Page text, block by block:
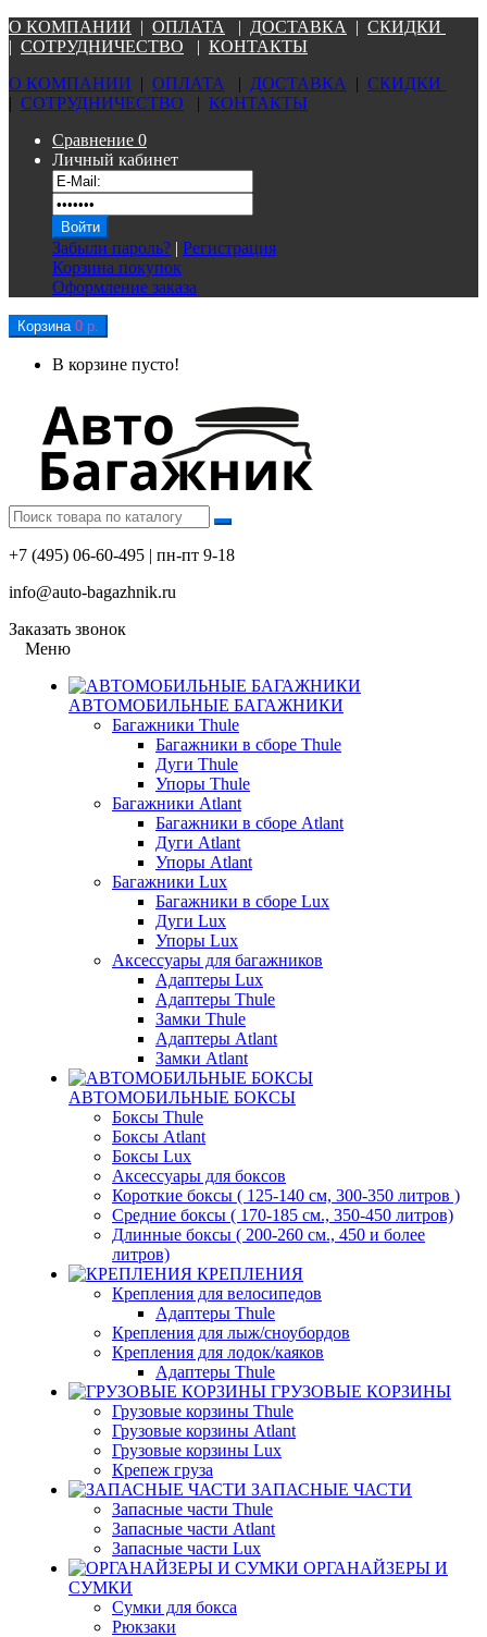
О КОМПАНИИ | ОПЛАТА | ДОСТАВКА | СКИДКИ
| СОТРУДНИЧЕСТВО | КОНТАКТЫ
О КОМПАНИИ | ОПЛАТА | ДОСТАВКА | СКИДКИ
| СОТРУДНИЧЕСТВО | КОНТАКТЫ
Сравнение 0
Личный кабинет
Забыли пароль? | Регистрация
Корзина покупок
Оформление заказа
Корзина 0 р.
В корзине пусто!
+7 (495) 06-60-495 | пн-пт 9-18
info@auto-bagazhnik.ru
Заказать звонок
Меню
АВТОМОБИЛЬНЫЕ БАГАЖНИКИ
Багажники Thule
Багажники в сборе Thule
Дуги Thule
Упоры Thule
Багажники Atlant
Багажники в сборе Atlant
Дуги Atlant
Упоры Atlant
Багажники Lux
Багажники в сборе Lux
Дуги Lux
Упоры Lux
Аксессуары для багажников
Адаптеры Lux
Адаптеры Thule
Замки Thule
Адаптеры Atlant
Замки Atlant
АВТОМОБИЛЬНЫЕ БОКСЫ
Боксы Thule
Боксы Atlant
Боксы Lux
Аксессуары для боксов
Короткие боксы ( 125-140 см, 300-350 литров )
Средние боксы ( 170-185 см., 350-450 литров)
Длинные боксы ( 200-260 см., 450 и более
литров)
КРЕПЛЕНИЯ
Крепления для велосипедов
Адаптеры Thule
Крепления для лыж/сноубордов
Крепления для лодок/каяков
Адаптеры Thule
ГРУЗОВЫЕ КОРЗИНЫ
Грузовые корзины Thule
Грузовые корзины Atlant
Грузовые корзины Lux
Крепеж груза
ЗАПАСНЫЕ ЧАСТИ
Запасные части Thule
Запасные части Atlant
Запасные части Lux
ОРГАНАЙЗЕРЫ И
СУМКИ
Сумки для бокса
Рюкзаки